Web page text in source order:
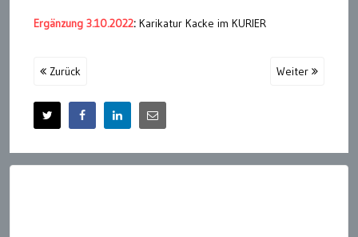
Ergänzung 3.10.2022: Karikatur Kacke im KURIER
Zurück Weiter